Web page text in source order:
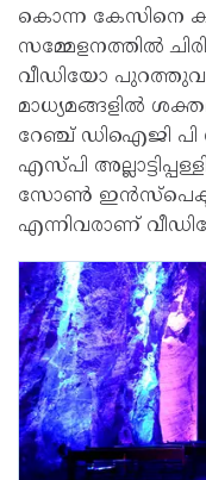
കൊന്ന കേസിനെ
സമ്മേളനത്തില്‍
വീഡിയോ
മാധ്യമങ്ങളില്‍
റേഞ്ച് ഡിഐജി
എസ്പി
സോണ്‍ ഇന്‍സ്‌പെക്ടര്‍
എന്നിവരാണ്